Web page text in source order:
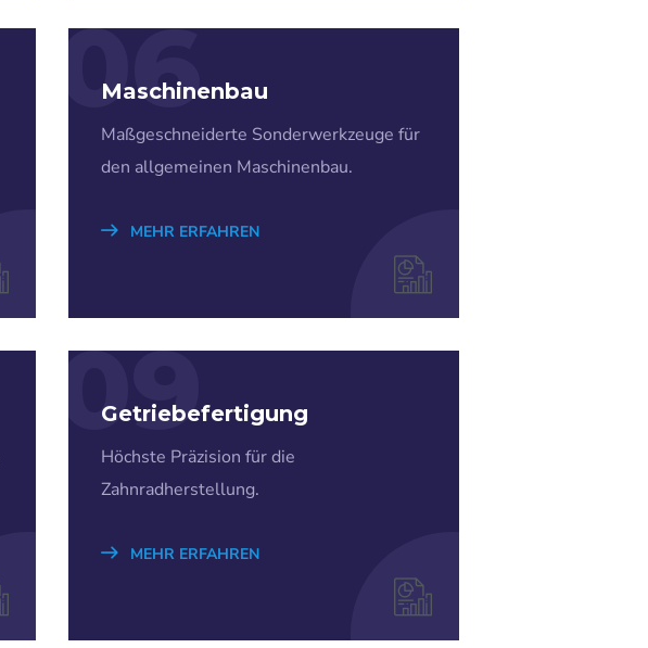
06
Maschinenbau
Maßgeschneiderte Sonderwerkzeuge für
den allgemeinen Maschinenbau.
MEHR ERFAHREN
09
Getriebefertigung
Höchste Präzision für die
Zahnradherstellung.
MEHR ERFAHREN